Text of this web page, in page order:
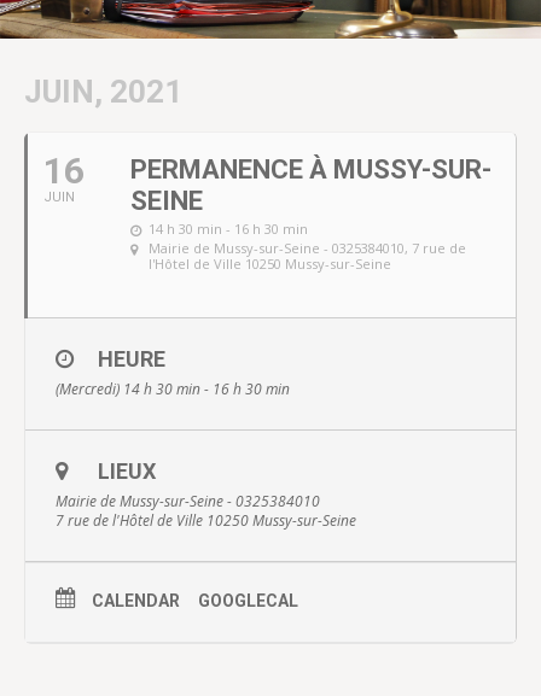
JUIN, 2021
16
JUIN
PERMANENCE À MUSSY-SUR-
SEINE
14 h 30 min - 16 h 30 min
Mairie de Mussy-sur-Seine - 0325384010, 7 rue de
l'Hôtel de Ville 10250 Mussy-sur-Seine
HEURE
(Mercredi) 14 h 30 min - 16 h 30 min
LIEUX
Mairie de Mussy-sur-Seine - 0325384010
7 rue de l'Hôtel de Ville 10250 Mussy-sur-Seine
CALENDAR GOOGLECAL